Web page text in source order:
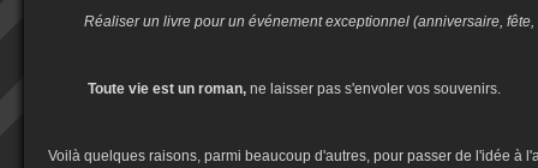
Réaliser un livre pour un événement exceptionnel (anniversaire, fête,
Toute vie est un roman, ne laisser pas s'envoler vos souvenirs.
Voilà quelques raisons, parmi beaucoup d'autres, pour passer de l'idée à